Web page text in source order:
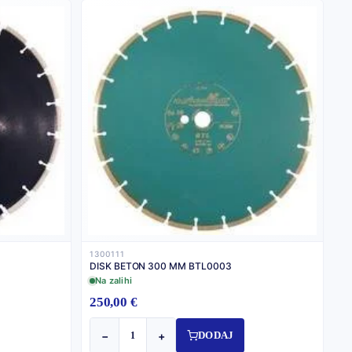
1300111
DISK BETON 300 MM BTL0003
Na zalihi
250,00 €
− + DODAJ